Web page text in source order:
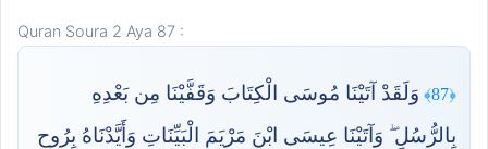
Quran Soura 2 Aya 87 :
﴿87﴾
وَلَقَدْ آتَيْنَا مُوسَى الْكِتَابَ وَقَفَّيْنَا مِن بَعْدِهِ
بِالرُّسُلِ ۖ وَآتَيْنَا عِيسَى ابْنَ مَرْيَمَ الْبَيِّنَاتِ وَأَيَّدْنَاهُ بِرُوحِ